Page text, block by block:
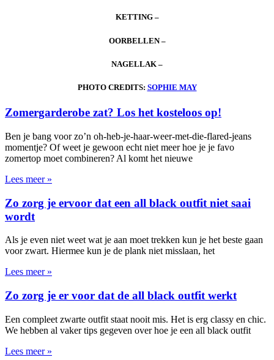
KETTING –
OORBELLEN –
NAGELLAK –
PHOTO CREDITS: SOPHIE MAY
Zomergarderobe zat? Los het kosteloos op!
Ben je bang voor zo’n oh-heb-je-haar-weer-met-die-flared-jeans
momentje? Of weet je gewoon echt niet meer hoe je je favo
zomertop moet combineren? Al komt het nieuwe
Lees meer »
Zo zorg je ervoor dat een all black outfit niet saai
wordt
Als je even niet weet wat je aan moet trekken kun je het beste gaan
voor zwart. Hiermee kun je de plank niet misslaan, het
Lees meer »
Zo zorg je er voor dat de all black outfit werkt
Een compleet zwarte outfit staat nooit mis. Het is erg classy en chic.
We hebben al vaker tips gegeven over hoe je een all black outfit
Lees meer »